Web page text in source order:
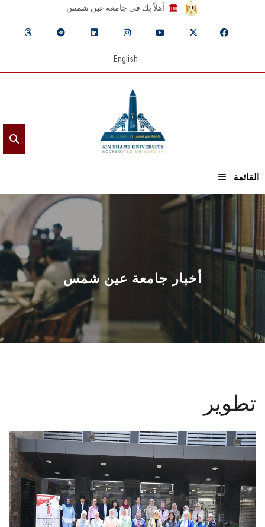
أهلاً بك في جامعة عين شمس
English
القائمة
الرئيسيـة
عن الجامعة
القطاعـات
الشئون الأكاديمية
البحث العلمي
الأنظمة الذكية
الإعلام
تواصل معنا
أخبار جامعة عين شمس
تطوير